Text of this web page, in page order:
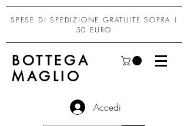
SPESE DI SPEDIZIONE GRATUITE SOPRA I
50 EURO
BOTTEGA
MAGLIO
Accedi